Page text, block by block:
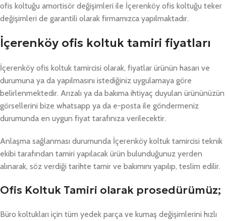
ofis koltuğu amortisör değişimleri ile İçerenköy ofis koltuğu teker
değişimleri de garantili olarak firmamızca yapılmaktadır.
İçerenköy ofis koltuk tamiri fiyatları
İçerenköy ofis koltuk tamircisi olarak, fiyatlar ürünün hasarı ve
durumuna ya da yapılmasını istediğiniz uygulamaya göre
belirlenmektedir. Arızalı ya da bakıma ihtiyaç duyulan ürününüzün
görsellerini bize whatsapp ya da e-posta ile göndermeniz
durumunda en uygun fiyat tarafınıza verilecektir.
Anlaşma sağlanması durumunda İçerenköy koltuk tamircisi teknik
ekibi tarafından tamiri yapılacak ürün bulunduğunuz yerden
alınarak, söz verdiği tarihte tamir ve bakımını yapılıp, teslim edilir.
Ofis Koltuk Tamiri olarak prosedürümüz;
Büro koltukları için tüm yedek parça ve kumaş değişimlerini hızlı